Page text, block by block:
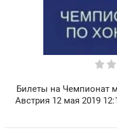
Билеты на Чемпионат
Австрия 12 мая 2019